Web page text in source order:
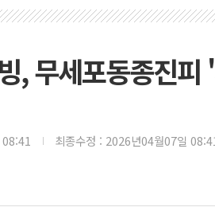
, 무세포동종진
최종수정 : 2026년04월07일